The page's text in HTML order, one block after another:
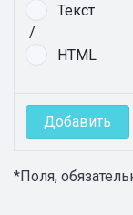
Текст
/
HTML
*Поля,